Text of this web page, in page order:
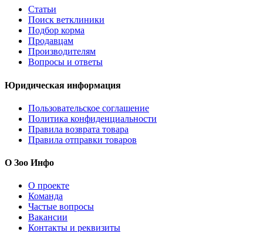
Статьи
Поиск ветклиники
Подбор корма
Продавцам
Производителям
Вопросы и ответы
Юридическая информация
Пользовательское соглашение
Политика конфиденциальности
Правила возврата товара
Правила отправки товаров
О Зоо Инфо
О проекте
Команда
Частые вопросы
Вакансии
Контакты и реквизиты